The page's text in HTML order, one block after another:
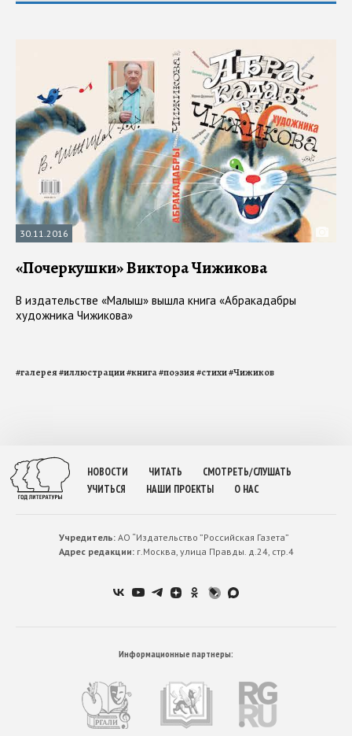
30.11.2016
«Почеркушки» Виктора Чижикова
В издательстве «Малыш» вышла книга «Абракадабры
художника Чижикова»
#галерея#иллюстрации#книга#поэзия#стихи#Чижиков
НОВОСТИ ЧИТАТЬ
СМОТРЕТЬ/СЛУШАТЬ
УЧИТЬСЯ
НАШИ ПРОЕКТЫ О НАС
Учредитель:АО “Издательство ”Российская Газета”
Адрес редакции:г.Москва, улица Правды. д.24, стр.4
Информационные партнеры: